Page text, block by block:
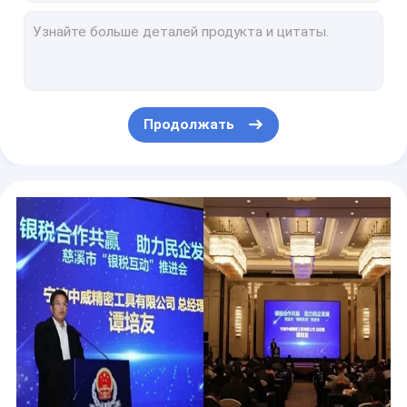
Филировать металла керамический Indexable вводит RPMT1604 MO TN1
Твердые торцевые фрезы Hrc65 SX квадрата каннелюр D6 карбида вольфрама 4
Твердые торцевые фрезы Hrc65 Sx носа шарика каннелюр D10R5 карбида вольфрама 2
Различные твердые торцевые фрезы карбида вольфрама для алюминия/меди/стали
Твердые торцевые фрезы Hrc60 w квадрата каннелюр D8 карбида вольфрама 4
Продолжать